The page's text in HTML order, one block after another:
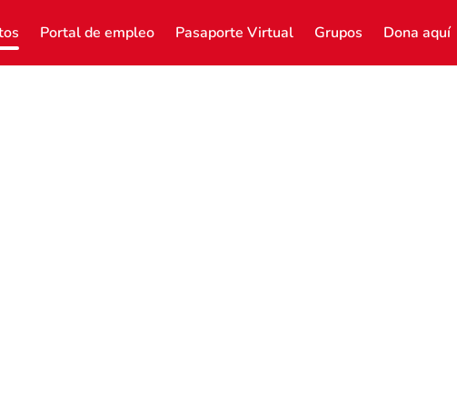
Portal de empleo Pasaporte Virtual Grupos Dona aquí